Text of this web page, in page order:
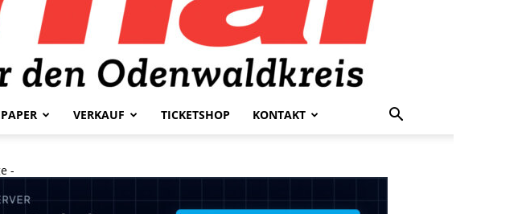
VERKAUF TICKETSHOP KONTAKT
-